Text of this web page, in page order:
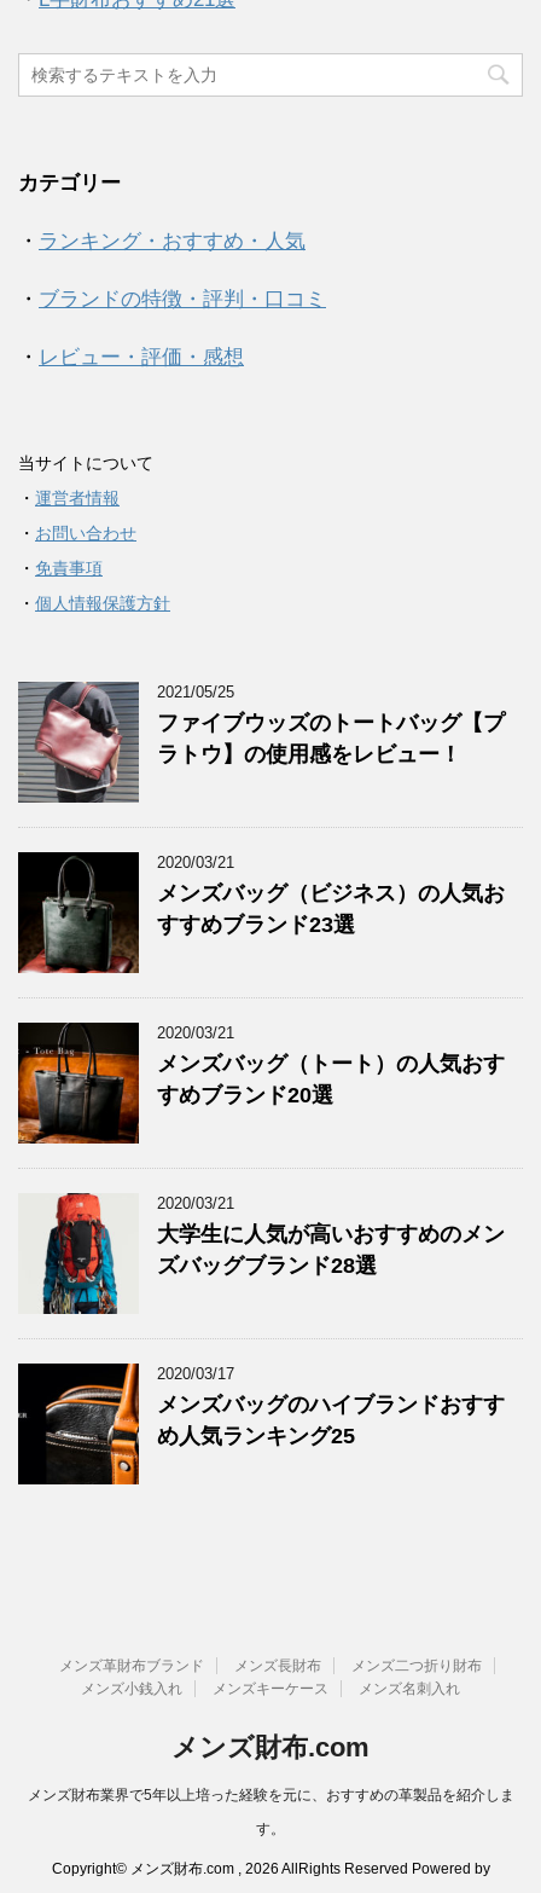
カテゴリー
・ ランキング・おすすめ・人気
・ ブランドの特徴・評判・口コミ
・ レビュー・評価・感想
当サイトについて
・ 運営者情報
・ お問い合わせ
・ 免責事項
・ 個人情報保護方針
2021/05/25
ファイブウッズのトートバッグ【プ
ラトウ】の使用感をレビュー！
2020/03/21
メンズバッグ（ビジネス）の人気お
すすめブランド23選
2020/03/21
メンズバッグ（トート）の人気おす
すめブランド20選
2020/03/21
大学生に人気が高いおすすめのメン
ズバッグブランド28選
2020/03/17
メンズバッグのハイブランドおすす
め人気ランキング25
メンズ革財布ブランド メンズ長財布
メンズ二つ折り財布
メンズ小銭入れ
メンズキーケース メンズ名刺入れ
メンズ財布.com
メンズ財布業界で5年以上培った経験を元に、おすすめの革製品を紹介しま
す。
Copyright© メンズ財布.com , 2026 AllRights Reserved Powered by